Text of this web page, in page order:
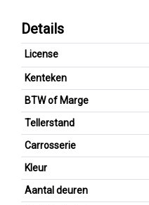
Details
License
Kenteken
BTW of Marge
Tellerstand
Carrosserie
Kleur
Aantal deuren